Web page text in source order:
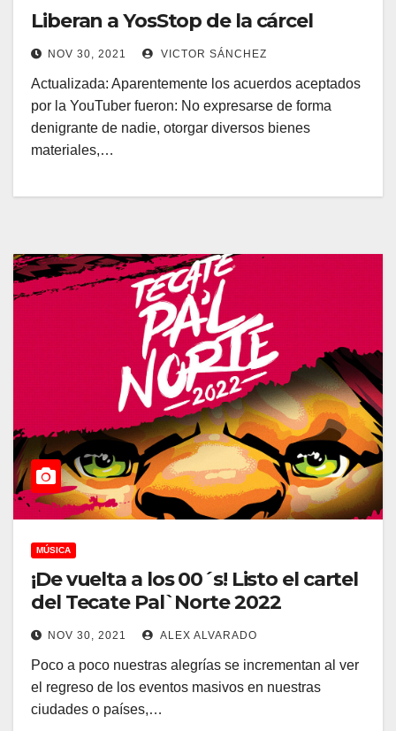
Liberan a YosStop de la cárcel
NOV 30, 2021 VICTOR SÁNCHEZ
Actualizada: Aparentemente los acuerdos aceptados
por la YouTuber fueron: No expresarse de forma
denigrante de nadie, otorgar diversos bienes
materiales,…
MÚSICA
¡De vuelta a los 00´s! Listo el cartel
del Tecate Pal`Norte 2022
NOV 30, 2021 ALEX ALVARADO
Poco a poco nuestras alegrías se incrementan al ver
el regreso de los eventos masivos en nuestras
ciudades o países,…